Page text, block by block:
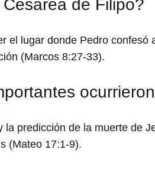
de Filipo?
el lugar donde Pedro
(Marcos 8:27-33).
predicción de la muerte de
(Mateo 17:1-9).